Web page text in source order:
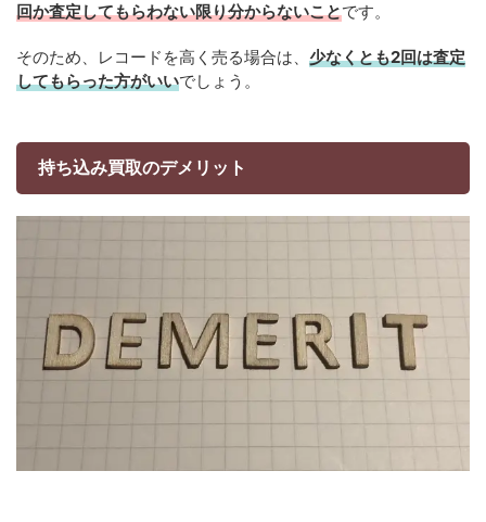
回か査定してもらわない限り分からないことです。
そのため、レコードを高く売る場合は、 少なくとも2回は査定
してもらった方がいいでしょう。
持ち込み買取のデメリット